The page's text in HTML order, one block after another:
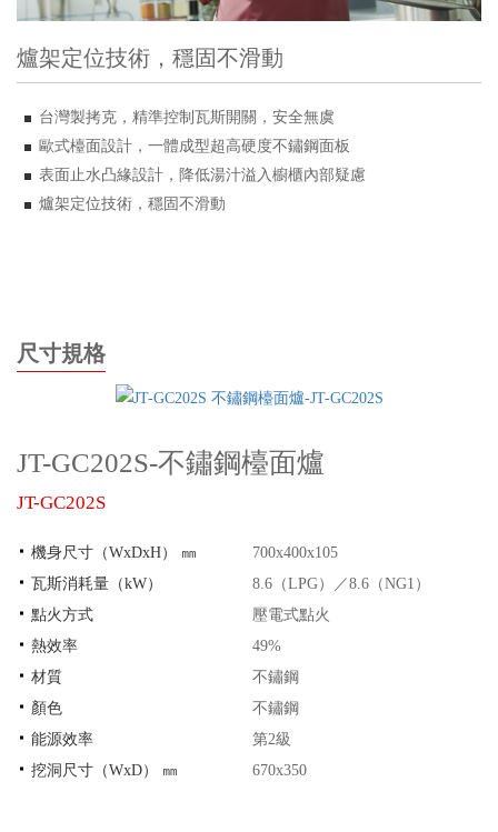
爐架定位技術，穩固不滑動
台灣製拷克，精準控制瓦斯開關，安全無虞
歐式檯面設計，一體成型超高硬度不鏽鋼面板
表面止水凸緣設計，降低湯汁溢入櫥櫃內部疑慮
爐架定位技術，穩固不滑動
尺寸規格
JT-GC202S-不鏽鋼檯面爐
JT-GC202S
機身尺寸（WxDxH） ㎜
700x400x105
瓦斯消耗量（kW）
8.6（LPG）／8.6（NG1）
點火方式
壓電式點火
熱效率
49%
材質
不鏽鋼
顏色
不鏽鋼
能源效率
第2級
挖洞尺寸（WxD） ㎜
670x350